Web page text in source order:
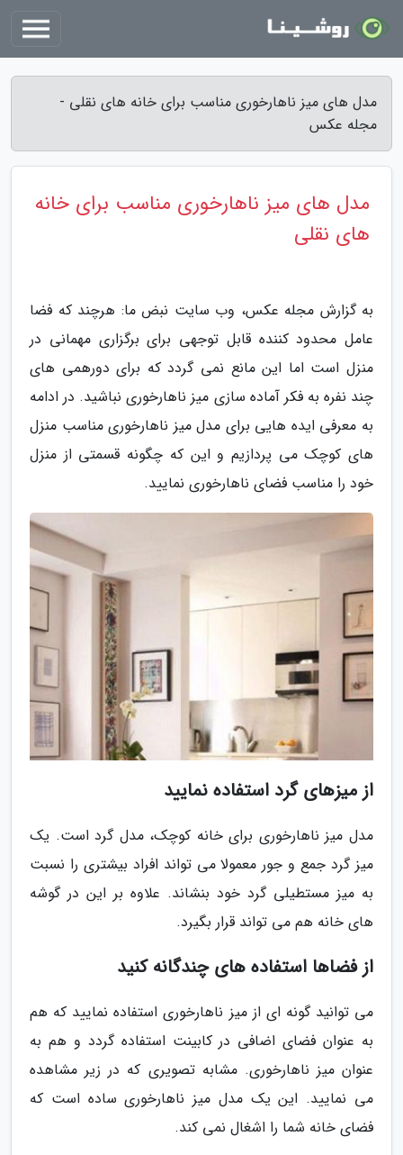
مدل های میز ناهارخوری مناسب برای خانه های نقلی -
مجله عکس
مدل های میز ناهارخوری مناسب برای خانه
های نقلی
به گزارش مجله عکس، وب سایت نبض ما: هرچند که فضا
عامل محدود کننده قابل توجهی برای برگزاری مهمانی در
منزل است اما این مانع نمی گردد که برای دورهمی های
چند نفره به فکر آماده سازی میز ناهارخوری نباشید. در ادامه
به معرفی ایده هایی برای مدل میز ناهارخوری مناسب منزل
های کوچک می پردازیم و این که چگونه قسمتی از منزل
خود را مناسب فضای ناهارخوری نمایید.
از میزهای گرد استفاده نمایید
مدل میز ناهارخوری برای خانه کوچک، مدل گرد است. یک
میز گرد جمع و جور معمولا می تواند افراد بیشتری را نسبت
به میز مستطیلی گرد خود بنشاند. علاوه بر این در گوشه
های خانه هم می تواند قرار بگیرد.
از فضاها استفاده های چندگانه کنید
می توانید گونه ای از میز ناهارخوری استفاده نمایید که هم
به عنوان فضای اضافی در کابینت استفاده گردد و هم به
عنوان میز ناهارخوری. مشابه تصویری که در زیر مشاهده
می نمایید. این یک مدل میز ناهارخوری ساده است که
فضای خانه شما را اشغال نمی کند.